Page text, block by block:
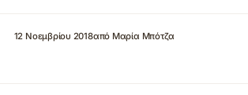
12 Νοεμβρίου 2018από Μαρία Μπότζα